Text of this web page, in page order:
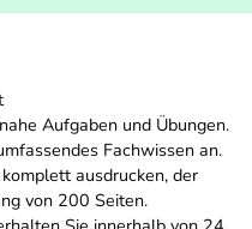
Aufgaben und Übungen.
Fachwissen an.
ausdrucken, der
von 200 Seiten.